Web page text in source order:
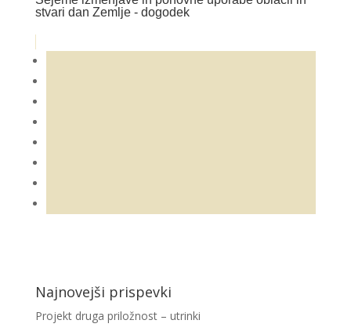
stvari dan Zemlje - dogodek
Najnovejši prispevki
Projekt druga priložnost – utrinki